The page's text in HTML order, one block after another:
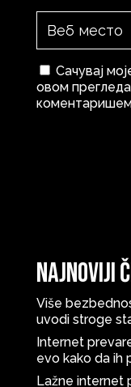
Сачувај
овом
Najnoviji
Više
uvodi stroge
Internet
evo kako da ih
Lažne internet